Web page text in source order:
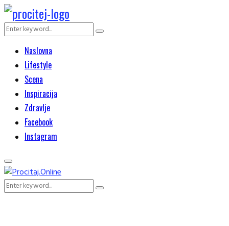
Search
Search
Naslovna
Lifestyle
Scena
Inspiracija
Zdravlje
Facebook
Instagram
Primary
Menu
Search
Search